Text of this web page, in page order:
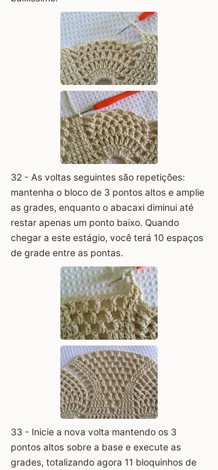
32 - As voltas seguintes são repetições:
mantenha o bloco de 3 pontos altos e amplie
as grades, enquanto o abacaxi diminui até
restar apenas um ponto baixo. Quando
chegar a este estágio, você terá 10 espaços
de grade entre as pontas.
33 - Inicie a nova volta mantendo os 3
pontos altos sobre a base e execute as
grades, totalizando agora 11 bloquinhos de